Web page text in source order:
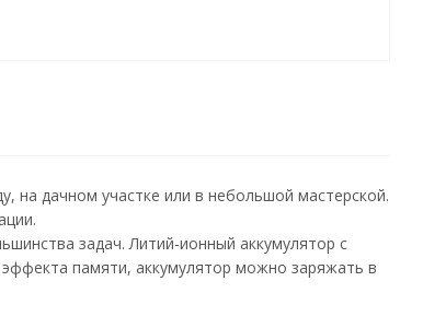
на дачном участке или в небольшой мастерской.
задач. Литий-ионный аккумулятор с
памяти, аккумулятор можно заряжать в